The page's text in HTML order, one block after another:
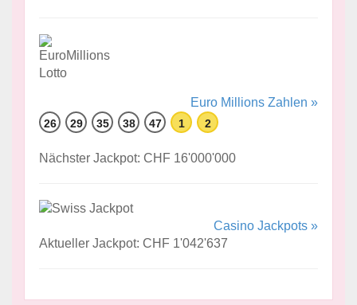
Euro Millions Zahlen »
26 29 35 38 47 1 2
Nächster Jackpot: CHF 16'000'000
Casino Jackpots »
Aktueller Jackpot: CHF 1'042'637